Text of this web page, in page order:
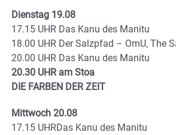
Dienstag 19.08
17.15 UHR Das Kanu des Manitu
18.00 UHR Der Salzpfad – OmU, The
20.00 UHR Das Kanu des Manitu
20.30 UHR am Stoa
DIE FARBEN DER ZEIT
Mittwoch 20.08
17.15 UHRDas Kanu des Manitu